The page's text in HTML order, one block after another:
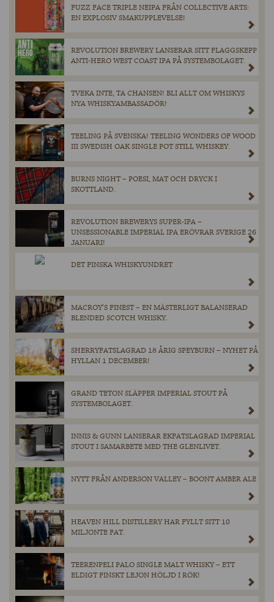
FUZZ FACE TRIPLE NEIPA FRÅN COLLECTIVE ARTS:
EN EXPLOSIV SMAKUPPLEVELSE!
REVOLUTION BREWERY LANSERAR SITT FLAGGSKEPP
ANTI-HERO WEST COAST IPA PÅ SYSTEMBOLAGET.
TVEKA INTE, TA CHANSEN! BLI ALLT OM WHISKYS
NYA WHISKYAMBASSADÖR!
TEELING PÅ SVENSKA! TEELING WONDERS OF WOOD
III SWEDISH OAK SINGLE POT STILL WHISKEY.
BURNS NIGHT – POESI, MAT OCH DRYCK I
SKOTTLAND.
REVOLUTION BREWERYS SUPER-IPA –
UNSESSIONABLE IMPERIAL IPA ERÖVRAR SVERIGE 26
JANUARI!
DET FINSKA WHISKYUNDRET
MACROY’S FINEST – EN MÄSTERLIGT BALANSERAD
BLENDED SCOTCH WHISKY.
SHERRYFATSLAGRAD 18 ÅRIG SPEYBURN – NYHET PÅ
HYLLAN 1 DECEMBER!
GRAND TETON SLÄPPER IMPERIAL STOUT PÅ
SYSTEMBOLAGET.
INNIS & GUNN LANSERAR EKFATSLAGRAD IMPERIAL
STOUT I SAMARBETE MED THE GLENLIVET.
NYTT FRÅN ANDERSON VALLEY – BOONT AMBER ALE
HEAVEN HILL DISTILLERY HAR FYLLT SITT 10
MILJONTE FAT.
TEERENPELI PALO SINGLE MALT WHISKY – ETT
ELDIGT FINSKT LEJON HÖLJD I RÖK!